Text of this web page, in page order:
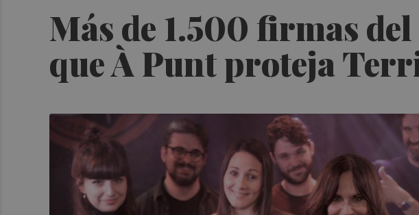
Más de 1.500 firmas
que À Punt proteja